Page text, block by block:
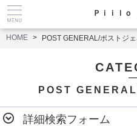
Ｐｉｉｌ
HOME POST GENERAL/ポストジ
POST
詳細検索フォーム